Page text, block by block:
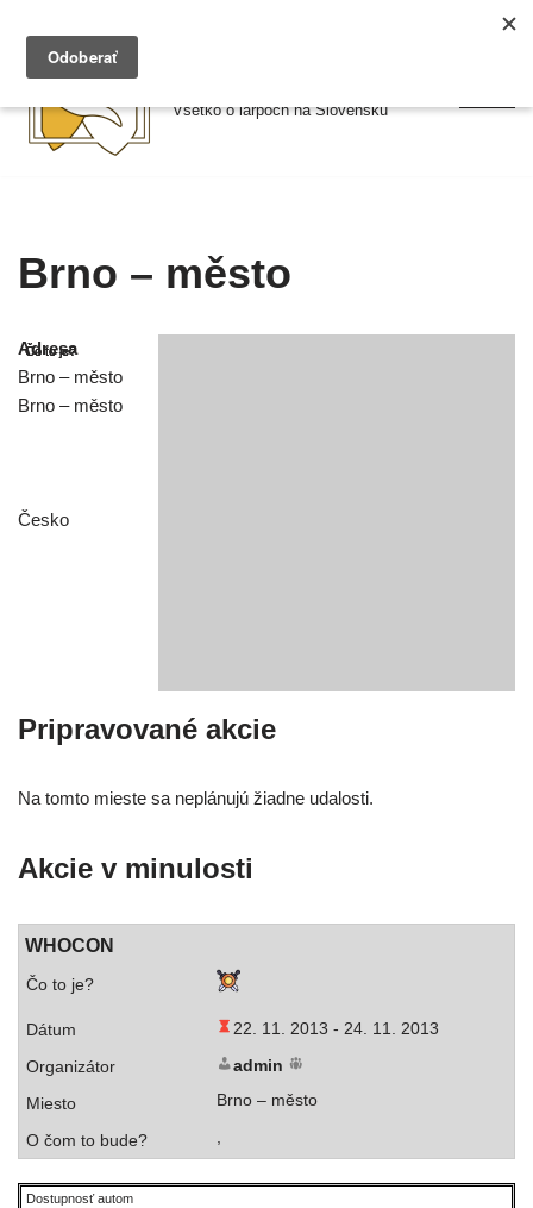
Preskočiť
Všetko o larpoch na Slovensku
Brno – město
Adresa
Brno – město
Brno – město
Česko
Pripravované akcie
Na tom­to mies­te sa neplá­nu­jú žiad­ne udalosti.
Akcie v minulosti
WHOCON
22. 11. 2013 - 24. 11. 2013
admin
Brno – město
,
Dostupnosť autom